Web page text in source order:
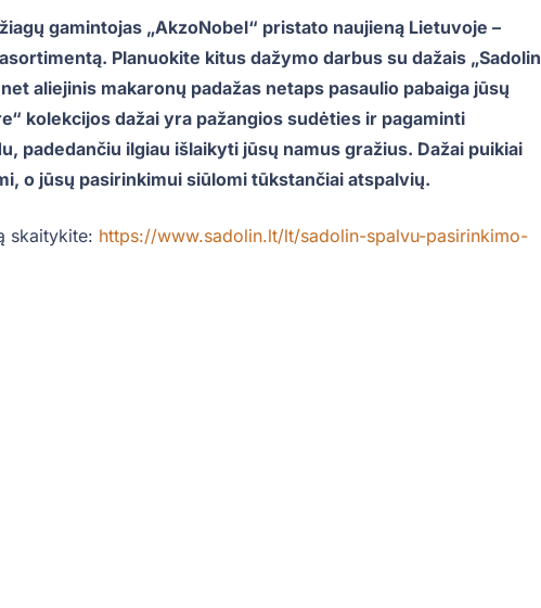
gamintojas „AkzoNobel“ pristato naujieną Lietuvoje –
Planuokite kitus dažymo darbus su dažais „Sadolin
aliejinis makaronų padažas netaps pasaulio pabaiga jūsų
kolekcijos dažai yra pažangios sudėties ir pagaminti
padedančiu ilgiau išlaikyti jūsų namus gražius. Dažai puikiai
o jūsų pasirinkimui siūlomi tūkstančiai atspalvių.
skaitykite: https://www.sadolin.lt/lt/sadolin-spalvu-pasirinkimo-